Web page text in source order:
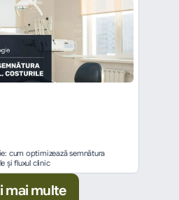
cum optimizează semnătura
și fluxul clinic
mai multe